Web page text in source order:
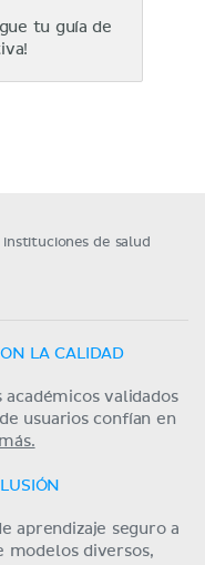
tu guía de
de salud
LA CALIDAD
validados
usuarios confían en
aprendizaje seguro a
modelos diversos,